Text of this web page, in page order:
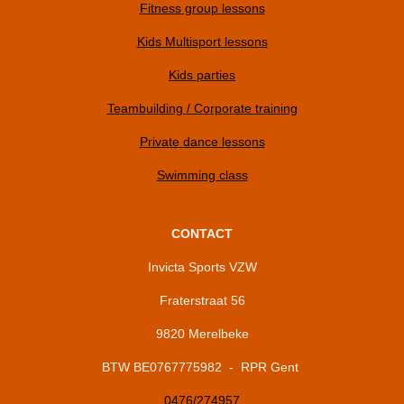
Fitness group lessons
Kids Multisport lessons
Kids parties
Teambuilding / Corporate training
Private dance lessons
Swimming class
CONTACT
Invicta Sports VZW
Fraterstraat 56
9820 Merelbeke
BTW BE0767775982 - RPR Gent
0476/274957